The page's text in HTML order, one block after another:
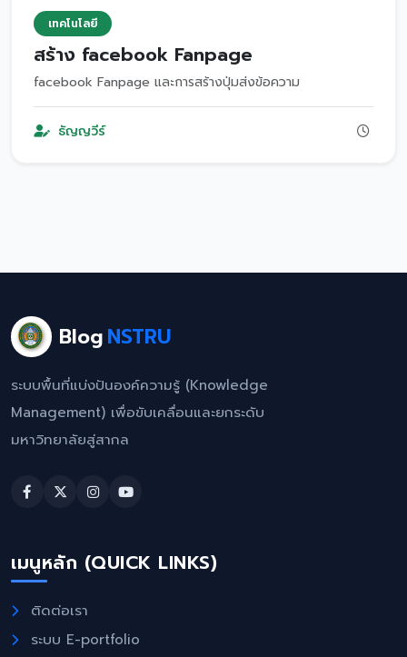
เทคโนโลยี
สร้าง facebook Fanpage
facebook Fanpage และการสร้างปุ่มส่งข้อความ
ธัญญวีร์
BlogNSTRU
ระบบพื้นที่แบ่งปันองค์ความรู้ (Knowledge
Management) เพื่อขับเคลื่อนและยกระดับ
มหาวิทยาลัยสู่สากล
เมนูหลัก (QUICK LINKS)
ติดต่อเรา
ระบบ E-portfolio